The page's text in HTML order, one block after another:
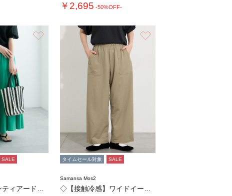
￥2,695 -50%OFF-
SALE タイムセール対象 SALE
Samansa Mos2